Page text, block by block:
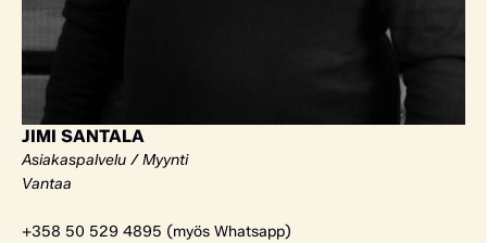
JIMI SANTALA
Asiakaspalvelu / Myynti
Vantaa
+358 50 529 4895 (myös Whatsapp)